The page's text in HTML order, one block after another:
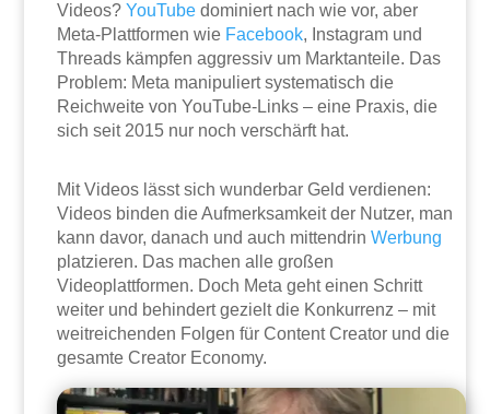
Videos?YouTube dominiert nach wie vor, aber
Meta-Plattformen wie Facebook, Instagram und
Threads kämpfen aggressiv um Marktanteile. Das
Problem: Meta manipuliert systematisch die
Reichweite von YouTube-Links – eine Praxis, die
sich seit 2015 nur noch verschärft hat.
Mit Videos lässt sich wunderbar Geld verdienen:
Videos binden die Aufmerksamkeit der Nutzer, man
kann davor, danach und auch mittendrinWerbung
platzieren. Das machen alle großen
Videoplattformen. Doch Meta geht einen Schritt
weiter und behindert gezielt die Konkurrenz – mit
weitreichenden Folgen für Content Creator und die
gesamte Creator Economy.